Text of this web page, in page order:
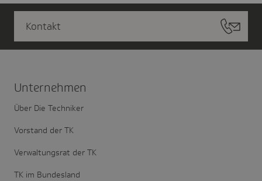
Kontakt
Unter­nehmen
Über Die Techniker
Vorstand der TK
Verwaltungsrat der TK
TK im Bundesland